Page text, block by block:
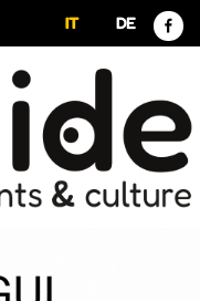
IT DE